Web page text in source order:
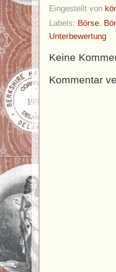
Eingestellt von
Labels: Börse,
Unterbewertung
Keine
Kommentar